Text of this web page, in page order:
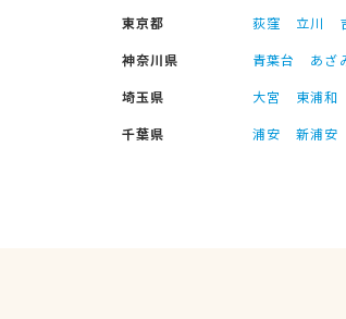
東京都 荻窪 立川
神奈川県
青葉台 あざ
埼玉県
大宮 東浦和
千葉県
浦安 新浦安